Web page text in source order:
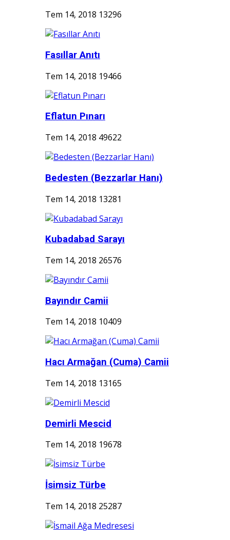
Tem 14, 2018 13296
Fasıllar Anıtı
Tem 14, 2018 19466
Eflatun Pınarı
Tem 14, 2018 49622
Bedesten (Bezzarlar Hanı)
Tem 14, 2018 13281
Kubadabad Sarayı
Tem 14, 2018 26576
Bayındır Camii
Tem 14, 2018 10409
Hacı Armağan (Cuma) Camii
Tem 14, 2018 13165
Demirli Mescid
Tem 14, 2018 19678
İsimsiz Türbe
Tem 14, 2018 25287